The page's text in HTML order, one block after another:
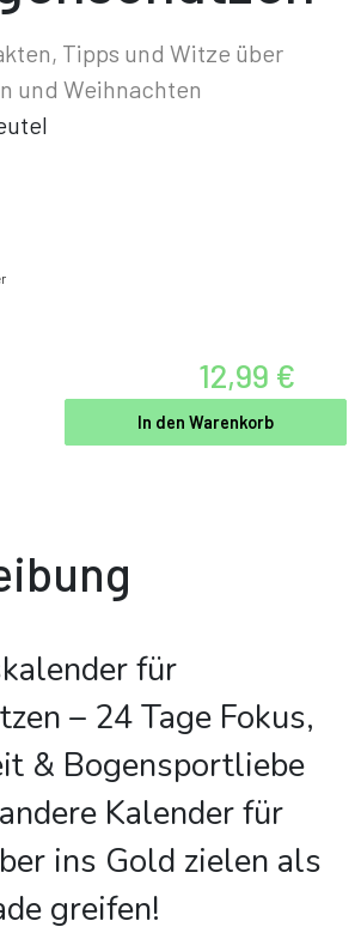
Tipps und Witze über
und Weihnachten
12,99 €
In den Warenkorb
für
– 24 Tage Fokus,
& Bogensportliebe
Kalender für
ins Gold zielen als
greifen!